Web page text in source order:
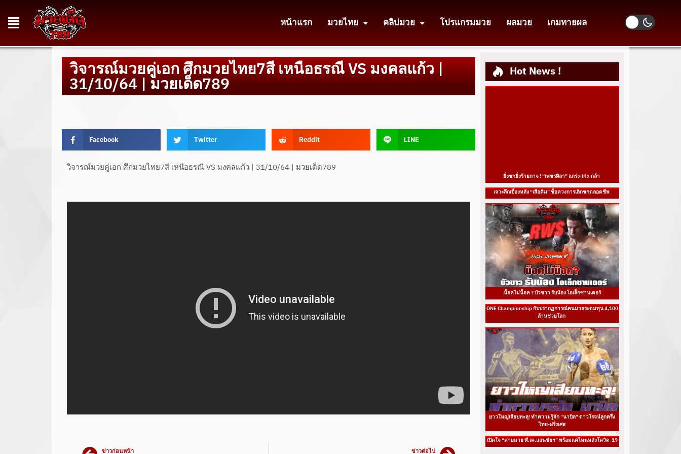
หน้าแรก มวยไทย คลิปมวย โปรแกรมมวย ผลมวย เกมทายผล
วิจารณ์มวยคู่เอก ศึกมวยไทย7สี เหนือธรณี VS มงคลแก้ว |
31/10/64 | มวยเด็ด789
Facebook Twitter Reddit LINE
วิจารณ์มวยคู่เอก ศึกมวยไทย7สี เหนือธรณี VS มงคลแก้ว | 31/10/64 | มวยเด็ด789
ข่าวก่อนหน้า ข่าวต่อไป
Hot News !
ยิ่งชกยิ่งร้ายกาจ ! “เพชรศิลา” แกร่ง-เก่ง-กล้า
เจาะลึกเบื้องหลัง “เสือคิม” ช็อควงการเลิกชกตลอดชีพ
น็อคไม่น็อค ? บัวขาว รับน้อง โอเล็กซานเดอร์
ONE Championship กับปรากฏการณ์คนมวยระดมทุน 4,100
ล้านช่วยโลก
ยาวใหญ่เสียบทะลุ! ทำความรู้จัก “นาบิล” ดาวโรจน์ลูกครึ่ง
ไทย-ฝรั่งเศส
เปิดใจ “ค่ายมวย พี.เค.แสนชัยฯ” พร้อมแค่ไหนหลังโควิด-19